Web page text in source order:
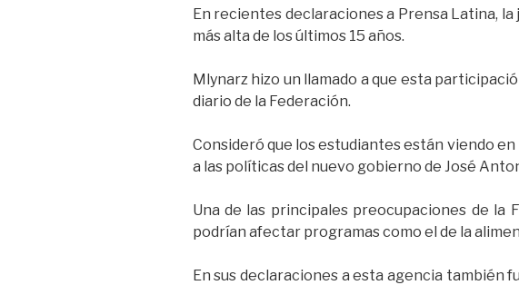
En recientes declaraciones a Prensa Latina,
más alta de los últimos 15 años.
Mlynarz hizo un llamado a que esta
diario de la Federación.
Consideró que los estudiantes están viendo
a las políticas del nuevo gobierno de José
Una de las principales preocupaciones de la
podrían afectar programas como el de la
En sus declaraciones a esta agencia también